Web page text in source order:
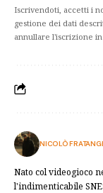
Iscrivendoti, accetti i
gestione dei dati
annullare l'iscrizione
NICOLÒ
Nato col videogioco
l'indimenticabile